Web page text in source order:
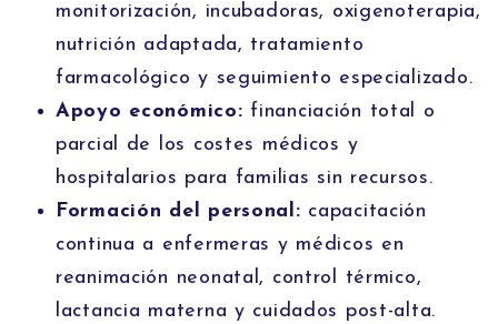
monitorización, incubadoras, oxigenoterapia,
nutrición adaptada, tratamiento
farmacológico y seguimiento especializado.
Apoyo económico: financiación total o
parcial de los costes médicos y
hospitalarios para familias sin recursos.
Formación del personal: capacitación
continua a enfermeras y médicos en
reanimación neonatal, control térmico,
lactancia materna y cuidados post-alta.